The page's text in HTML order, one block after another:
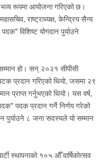
भव्य रूपमा आयोजना गरिएको छ।
राष्ट्राध्यक्ष, केन्द्रिय सैन्य
विशिष्ट योगदान पुर्याउने
हो। सन् २०२१ सीपीसी
प्रदान गरिएको थियो, जसमा २९
प्राप्त गर्नुभएको थियो। यस वर्ष,
पदक प्रदान गर्ने निर्णय गरेको
पुर्याउने ८ जना सदस्यले यो सम्मान
स्थापनाको १०५ औँ वार्षिकोत्सव